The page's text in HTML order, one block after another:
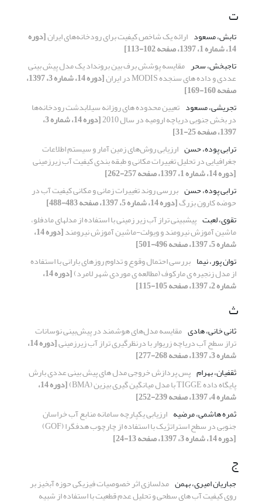
ت
تابش، مسعود ارائه یک شاخص کیفیت برای رودخانه‌های ایران[دوره
14، شماره 1، 1397، صفحه 102-113]
تاجبخش، سحر مقایسه پوشش برف بین برونداد یک مدل پیش بینی
عددی و داده های سنجده MODIS در ایران [دوره 14، شماره 3، 1397،
صفحه 160-169]
تجریشی، مسعود تعیین محدوده های روزانه سیلابدشت رودخانه‌ها
در بخش جنوبی دریاچه ارومیه در سال 2010 [دوره 14، شماره 3،
1397، صفحه 25-31]
ترابی پوده، حسن ارزیابی روش‌های زمین آمار و سیستم اطلاعات
جغرافیایی در تحلیل تغییرات مکانی و طبقه بندی کیفیت آب زیرزمینی
[دوره 14، شماره 1، 1397، صفحه 257-262]
ترابی پوده، حسن بررسی روند تغییرات زمانی و مکانی کیفیت آب در
حوضه کارون بزرگ[دوره 14، شماره 5، 1397، صفحه 483-488]
تقوی، لعبت پیش‏بینی تراز آب زیر زمینی با استفاده از مدل‏های مادفلو،
ماشین آموزش نیرومند و ویولت-ماشین آموزش نیرومند [دوره 14،
شماره 5، 1397، صفحه 496-501]
توان پور، نیما بررسی احتمال وقوع و تداوم روزهای بارانی با استفاده
از مدل زنجیره ی مارکوف (مطالعه ی موردی شهر لامرد) [دوره 14،
شماره 2، 1397، صفحه 105-115]
ث
ثانی خانی، هادی مقایسه مدل‌های هوشمند در پیش‌بینی نوسانات
تراز سطح آب دریاچه زریوار با درنظرگیری تراز آب زیرزمینی [دوره 14،
شماره 3، 1397، صفحه 268-277]
ثقفیان، بهرام پس پردازش خروجی مدل های پیش بینی عددی بارش
پایگاه داده TIGGE با مدل میانگین گیری بیزین (BMA) [دوره 14،
شماره 4، 1397، صفحه 239-252]
ثمره هاشمی، مرضیه ارزیابی یکپارچه سامانه منابع آب خراسان
جنوبی در سطح استراتژیک با استفاده از چارچوب هدفگرا (GOF)
[دوره 14، شماره 3، 1397، صفحه 13-24]
ج
جباریان امیری، بهمن مدلسازی اثر خصوصیات فیزیکی حوزه آبخیز بر
روی کیفیت آب های سطحی و تحلیل عدم قطعیت با استفاده از شبیه